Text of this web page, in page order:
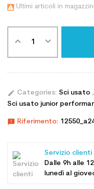
 Ultimi articoli in
edit Categories: Sci usato ,
Sci usato junior
announcement Riferimento:
Servizio clienti
Dalle 9h alle
lunedì al